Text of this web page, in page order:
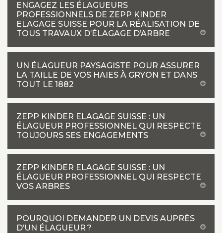
ENGAGEZ LES ÉLAGUEURS
PROFESSIONNELS DE ZEPP KINDER
ELAGAGE SUISSE POUR LA RÉALISATION DE
TOUS TRAVAUX D’ÉLAGAGE D’ARBRE
UN ÉLAGUEUR PAYSAGISTE POUR ASSURER
LA TAILLE DE VOS HAIES À GRYON ET DANS
TOUT LE 1882
ZEPP KINDER ELAGAGE SUISSE : UN
ÉLAGUEUR PROFESSIONNEL QUI RESPECTE
TOUJOURS SES ENGAGEMENTS
ZEPP KINDER ELAGAGE SUISSE : UN
ÉLAGUEUR PROFESSIONNEL QUI RESPECTE
VOS ARBRES
POURQUOI DEMANDER UN DEVIS AUPRÈS
D’UN ÉLAGUEUR ?